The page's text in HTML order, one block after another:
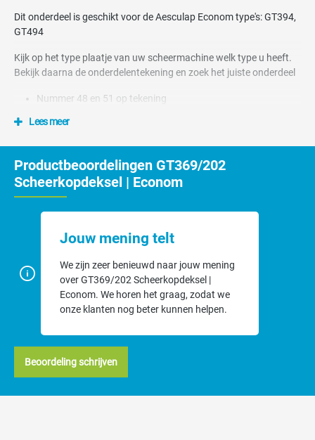
Dit onderdeel is geschikt voor de Aesculap Econom type's: GT394,
GT494
Kijk op het type plaatje van uw scheermachine welk type u heeft.
Bekijk daarna de onderdelentekening en zoek het juiste onderdeel
Nummer 48 en 51 op tekening
Lees meer
Productbeoordelingen GT369/202
Scheerkopdeksel | Econom
Jouw mening telt
We zijn zeer benieuwd naar jouw mening
over GT369/202 Scheerkopdeksel |
Econom. We horen het graag, zodat we
onze klanten nog beter kunnen helpen.
Beoordeling schrijven